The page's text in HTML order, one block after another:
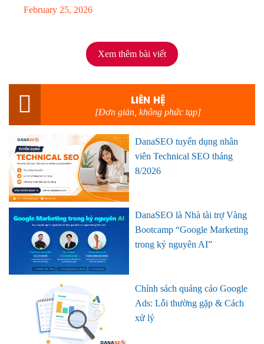
February 25, 2026
Xem thêm bài viết
LIÊN HỆ
[Đơn giản, không phức tạp]
DanaSEO tuyển dụng nhân
viên Technical SEO tháng
8/2026
DanaSEO là Nhà tài trợ Vàng
Bootcamp “Google Marketing
trong kỷ nguyên AI”
Chính sách quảng cáo Google
Ads: Lỗi thường gặp & Cách
xử lý